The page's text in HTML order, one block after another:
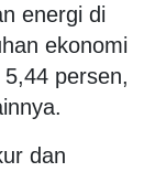
energi di
ekonomi
persen,
dan